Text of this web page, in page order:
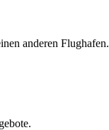
anderen Flughafen.